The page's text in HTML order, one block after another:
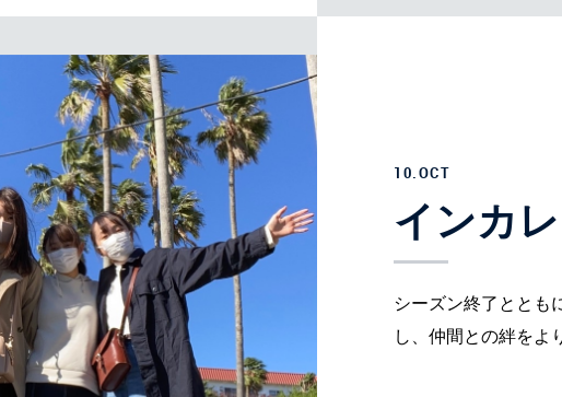
10.OCT
インカ
シーズン終了ととも
し、仲間との絆をよ